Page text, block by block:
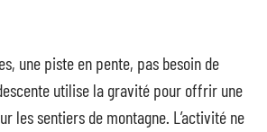
une piste en pente, pas besoin de
utilise la gravité pour offrir une
les sentiers de montagne. L’activité ne